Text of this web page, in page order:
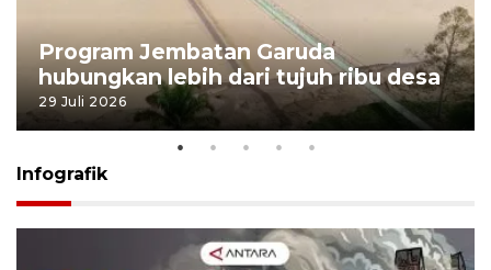
Program Jembatan Garuda
hubungkan lebih dari tujuh ribu desa
29 Juli 2026
Infografik